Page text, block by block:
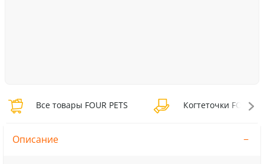
Все товары FOUR PETS Когтеточки FOUR
Описание